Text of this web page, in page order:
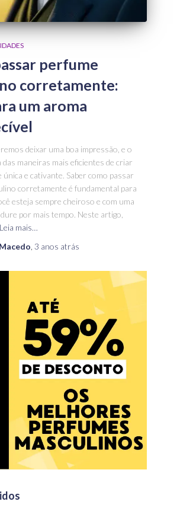
perfume
corretamente:
um aroma
deixar uma boa impressão, e o
das maneiras mais eficientes de criar
única e cativante. Saber como passar
corretamente é fundamental para
esteja sempre cheiroso e com uma
por mais tempo. Neste artigo,
Leia mais…
3 anos atrás